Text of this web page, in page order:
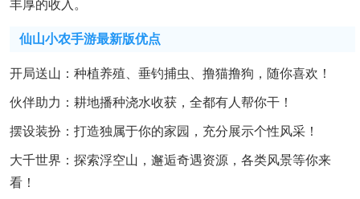
丰厚的收入。
仙山小农手游最新版优点
开局送山：种植养殖、垂钓捕虫、撸猫撸狗，随你喜欢！
伙伴助力：耕地播种浇水收获，全都有人帮你干！
摆设装扮：打造独属于你的家园，充分展示个性风采！
大千世界：探索浮空山，邂逅奇遇资源，各类风景等你来
看！